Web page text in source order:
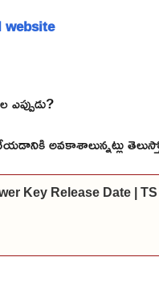
అవకాశాలున్నట్లు
Key Release Date |